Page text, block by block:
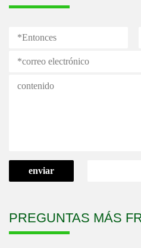
PREGUNTAS MÁS